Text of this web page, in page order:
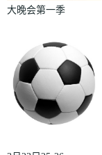
大晚会第一季